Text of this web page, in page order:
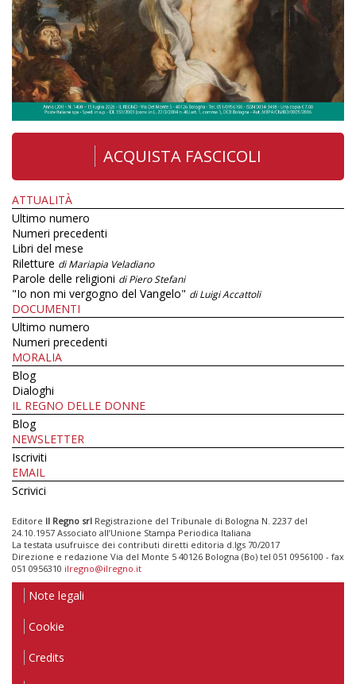
ACQUISTA FASCICOLI
ATTUALITÀ
Ultimo numero
Numeri precedenti
Libri del mese
Riletture di Mariapia Veladiano
Parole delle religioni di Piero Stefani
"Io non mi vergogno del Vangelo" di Luigi Accattoli
DOCUMENTI
Ultimo numero
Numeri precedenti
MORALIA
Blog
Dialoghi
IL REGNO DELLE DONNE
Blog
NEWSLETTER
Iscriviti
EMAIL
Scrivici
Editore Il Regno srl Registrazione del Tribunale di Bologna N. 2237 del
24.10.1957 Associato all’Unione Stampa Periodica Italiana
La testata usufruisce dei contributi diretti editoria d.lgs 70/2017
Direzione e redazione Via del Monte 5 40126 Bologna (Bo) tel 051 0956100 - fax
051 0956310 ilregno@ilregno.it
Note legali
Cookie
Credits